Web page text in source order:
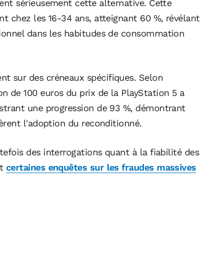
sérieusement cette alternative. Cette
chez les 16-34 ans, atteignant 60 %, révélant
dans les habitudes de consommation
sur des créneaux spécifiques. Selon
de 100 euros du prix de la PlayStation 5 a
une progression de 93 %, démontrant
l'adoption du reconditionné.
des interrogations quant à la fiabilité des
certaines enquêtes sur les fraudes massives